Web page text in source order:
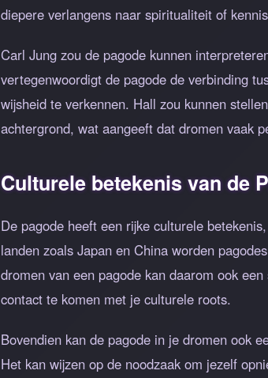
diepere verlangens naar spiritualiteit of
Carl Jung zou de pagode kunnen
vertegenwoordigt de pagode de verbinding
wijsheid te verkennen. Hall zou kunnen
achtergrond, wat aangeeft dat dromen vaak
Culturele betekenis van de
De pagode heeft een rijke culturele
landen zoals Japan en China worden
dromen van een pagode kan daarom ook
contact te komen met je culturele roots.
Bovendien kan de pagode in je dromen ook
Het kan wijzen op de noodzaak om jezelf